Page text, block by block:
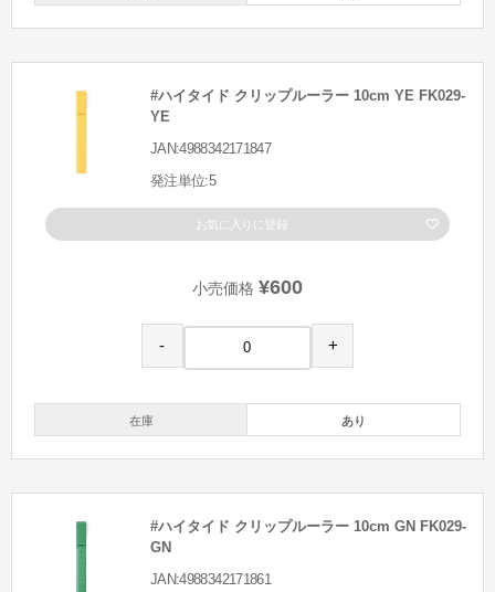
#ハイタイド クリップルーラー 10cm YE FK029-
YE
JAN:4988342171847
発注単位:5
お気に入りに登録
小売価格 ¥600
- +
在庫 あり
#ハイタイド クリップルーラー 10cm GN FK029-
GN
JAN:4988342171861